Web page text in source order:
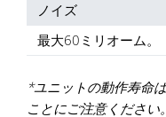
ノイズ
最大60ミリオーム。
*ユニットの動作寿命
ことにご注意ください。